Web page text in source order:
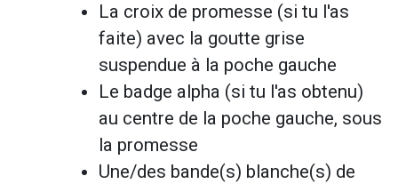
La croix de promesse (si tu l'as
faite) avec la goutte grise
suspendue à la poche gauche
Le badge alpha (si tu l'as obtenu)
au centre de la poche gauche, sous
la promesse
Une/des bande(s) blanche(s) de